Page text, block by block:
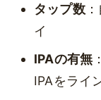
タップ数：
イ
IPAの有無
IPAをライ